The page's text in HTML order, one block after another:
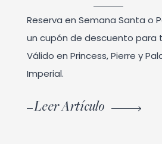
Reserva en Semana Santa o
un cupón de descuento para
Válido en Princess, Pierre y
Imperial.
Leer Artículo